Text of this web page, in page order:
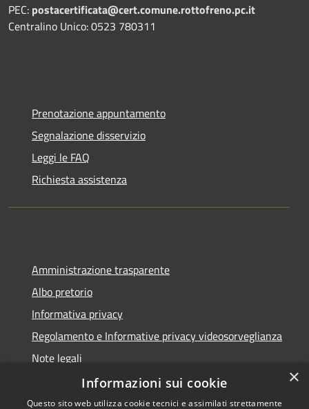
PEC: postacertificata@cert.comune.rottofreno.pc.it
Centralino Unico: 0523 780311
Prenotazione appuntamento
Segnalazione disservizio
Leggi le FAQ
Richiesta assistenza
Amministrazione trasparente
Albo pretorio
Informativa privacy
Regolamento e Informative privacy videosorveglianza
Note legali
Dichiarazione di accessibilità
×
Informazioni sui cookie
Questo sito web utilizza cookie tecnici e assimilati strettamente